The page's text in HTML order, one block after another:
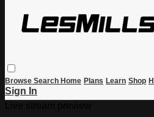
Browse Search Home Plans Learn Shop
Sign In